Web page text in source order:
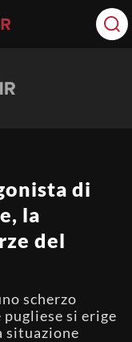
di
la
del
scherzo
si erige
situazione